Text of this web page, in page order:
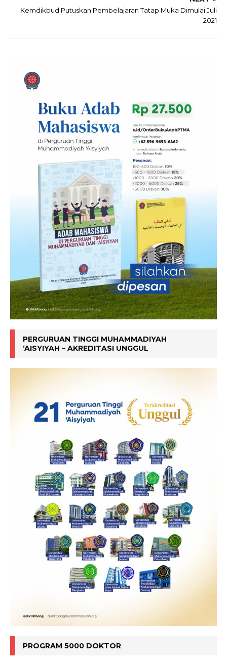
Kemdikbud Putuskan Pembelajaran Tatap Muka Dimulai Juli
2021
PERGURUAN TINGGI MUHAMMADIYAH
‘AISYIYAH – AKREDITASI UNGGUL
PROGRAM 5000 DOKTOR